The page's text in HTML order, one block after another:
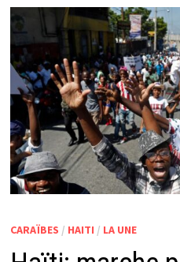
CARAÏBES / HAITI / LA UNE